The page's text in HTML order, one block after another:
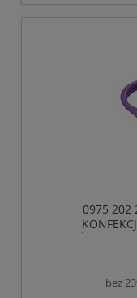
0975 202
ZAKOŃCZONY,
bez